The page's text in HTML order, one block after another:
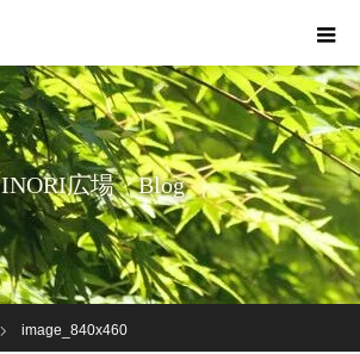
INORI広場 Blog
image_840x460